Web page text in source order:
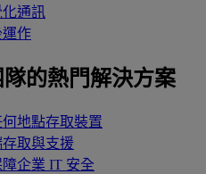
化通訊
運作
的熱門解決方案
地點存取裝置
取與支援
企業 IT 安全